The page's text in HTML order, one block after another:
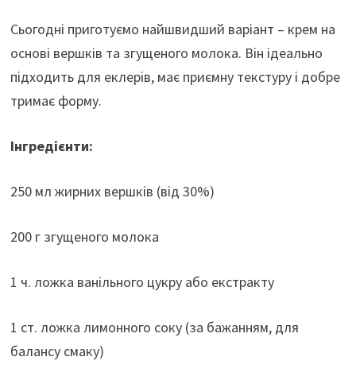
Сьогодні приготуємо найшвидший варіант – крем на
основі вершків та згущеного молока. Він ідеально
підходить для еклерів, має приємну текстуру і добре
тримає форму.
Інгредієнти:
250 мл жирних вершків (від 30%)
200 г згущеного молока
1 ч. ложка ванільного цукру або екстракту
1 ст. ложка лимонного соку (за бажанням, для
балансу смаку)